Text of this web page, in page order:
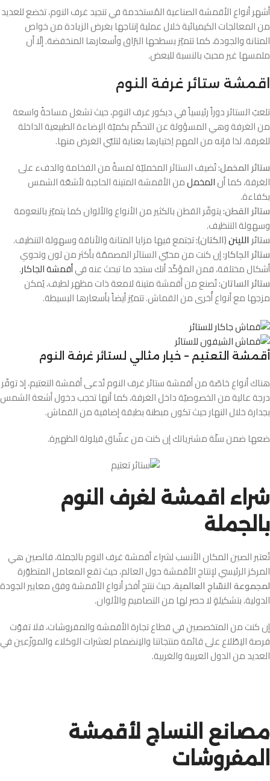
أشهر أنواع الأقمشة الصناعية المُستخدمة في تنجيد غرف النوم، تخضع للعديد
من المعالجات الكيميائية خلال عملية إنتاجها بغرض الزيادة من خواص
المتانة والجودة، كما تتميّز بسطحها البرّاق وأسعارها المنخفضة. إلّا أن
ملمسها غير محببّ بالنسبة للبعض.
اقمشة ستائر غرفة النوم
تلعبُ الستائر دوراً رئيسياً في ديكور غرف النوم، حيث تشغل مساحةً واسعة
من الغرفة وهي المسؤولة عن التحكّم بكميّة الإضاءة الطبيعية الداخلة
للغرفة، لذا فإنه من المهم اِختيارها بعناية لتلبّي الغرض منها.
ستائر المخمل:تُضيف الستائر المخمليّة لمسةً من الفخامة والدفء على
الغرفة، كما أنالمخملمن الأقمشة المتينة الحاجبة لأشعّة الشمس
بكفاءة.
ستائر القطن:يتوفّر القطن بالكثير من الأنواع والألوان كما يتميّز بالنعومة
وسهولة التنظيف.
ستائر اللينن(الكتان):تجتمع فيها مزايا المتانة والأناقة وسهولة التنظيف.
ستائر الجاكار:إن كنت من محبّي الستائر المصممّة بأكثر من لون وتحوي
أشكال مختلفة، فمن المؤكّد أنك ستجد ما تبحث عنه فيأقمشة الجاكار.
ستائر الساتان:تُصنع من أقمشة متينة لامعة ذات مظهر لطيف، يُمكن
مزجها مع أنواع أُخرى من القماش. تتميّز أيضاً بأسعارها البسيطة.
أقمشة التعتيم – خيار مثالي لستائر غرفة النوم
هناك أنواع خاصّة من أقمشة ستائر غرف النوم تُدعى أقمشة التعتيم، إذ توفّر
درجة عالية من الخصوصيّة داخل الغرفة، كما أنها تحجب دخول أشعة الشمس
بجدارة خلال النهار حيث تكون مبطنة بطبقة إضافية من القماش.
ضعها ضمن سلّة مشترياتك إن كنت من عشّاق قيلولة الظهيرة.
شراء اقمشة لغرف النوم
بالجملة
تُعتبر الصين المكان الأنسب لشراء أقمشة غرف النوم بالجملة، فالصين هي
المركز الرئيسي لإنتاج الأقمشة حول العالم، حيث تقع المعامل المتطوّرة
لمجموعة النسّاج العالمية، حيث ننتج أفخر أنواع الأقمشة وفق معايير الجودة
الدولية، بتشكيلةٍ لا حصر لها من التصاميم والألوان.
إن كنت من المتخصصين في قطاع تجارة الأقمشة والمفروشات، فلا تفوّت
فرصة الاِطّلاع على قائمة منتجاتنا والاِنضمام لعشرات الوكلاء والموزّعين في
العديد من الدول العربية والغربية.
مصانع النساج لأقمشة
المفروشات